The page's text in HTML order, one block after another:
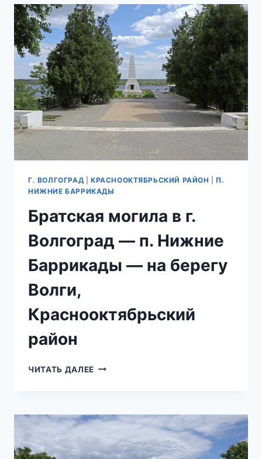
ВОЛГОГРАД
—
П.
НИЖНИЕ
БАРРИКАДЫ
—
БЕРЕГ
ВОЛГИ
—
МОНУМЕНТ
ГЕРОЯМ-
СВЯЗИСТАМ,
КРАСНООКТЯБРЬСКИЙ
Г. ВОЛГОГРАД КРАСНООКТЯБРЬСКИЙ РАЙОН
П.
НИЖНИЕ БАРРИКАДЫ
Братская могила в г.
Волгоград — п. Нижние
Баррикады — на берегу
Волги,
Краснооктябрьский
район
ЧИТАТЬ ДАЛЕЕ БРАТСКАЯ
ВОЛГОГРАД
П.
НИЖНИЕ